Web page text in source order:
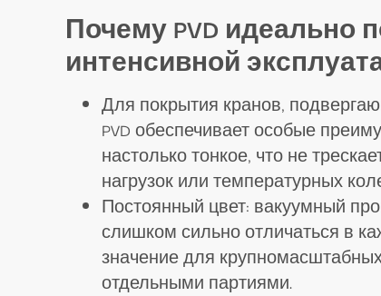
Почему PVD идеально
интенсивной
Для покрытия кранов,
PVD обеспечивает особые
настолько тонкое, что не
нагрузок или температурных
Постоянный цвет: вакуумный
слишком сильно отличаться в
значение для
отдельными партиями.